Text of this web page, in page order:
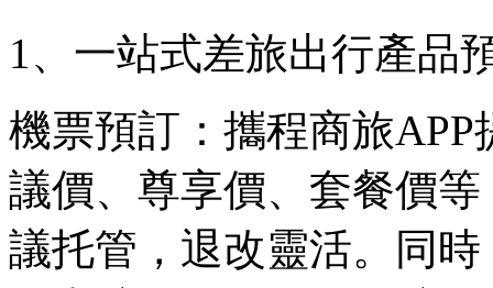
1、一站式差旅出行產品
機票預訂：攜程商旅APP
議價、尊享價、套餐價
議托管，退改靈活。同